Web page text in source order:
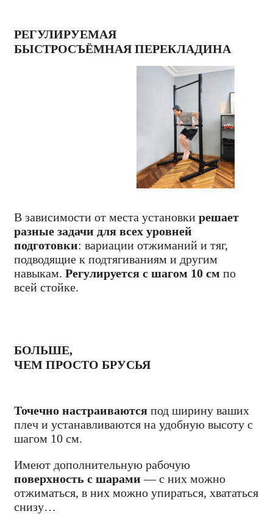
РЕГУЛИРУЕМАЯ
БЫСТРОСЪЁМНАЯ ПЕРЕКЛАДИНА
В зависимости от места установки решает
разные задачи для всех уровней
подготовки: вариации отжиманий и тяг,
подводящие к подтягиваниям и другим
навыкам. Регулируется с шагом 10 см по
всей стойке.
Точечно настраиваются под ширину ваших
плеч и устанавливаются на удобную высоту с
шагом 10 см.
Имеют дополнительную рабочую
поверхность с шарами — с них можно
отжиматься, в них можно упираться, хвататься
снизу…
БОЛЬШЕ,
ЧЕМ ПРОСТО БРУСЬЯ